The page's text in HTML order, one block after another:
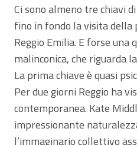
Ci sono almeno tre chiavi
fino in fondo la visita della
Reggio Emilia. E forse una
malinconica, che riguarda
La prima chiave è quasi
Per due giorni Reggio ha
contemporanea. Kate
impressionante
l’immaginario collettivo